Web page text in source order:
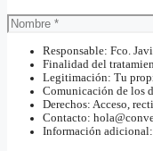
Nombre
Responsable: Fco.
Finalidad del
Legitimación: Tu
Comunicación de los
Derechos: Acceso,
Contacto:
Información